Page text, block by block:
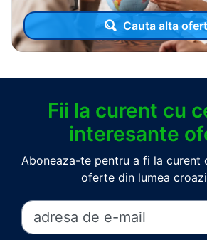
Cauta alta
Fii la curent cu
interesante
Aboneaza-te pentru a fi la curent
oferte din lumea